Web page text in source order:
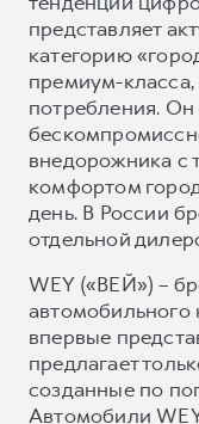
представляет
категорию
премиум-класса,
потребления. Он
внедорожника с
комфортом
день. В России
отдельной
WEY («ВЕЙ») –
впервые
предлагает
созданные по
Автомобили